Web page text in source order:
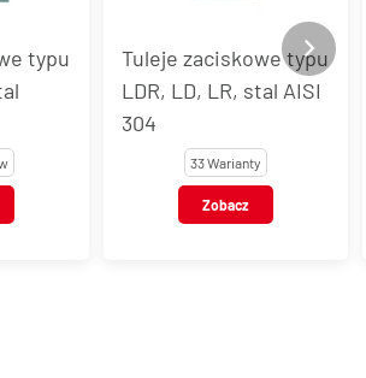
typu
Tuleje zaciskowe typu
LDR, LD, LR, stal AISI
304
33 Warianty
Zobacz